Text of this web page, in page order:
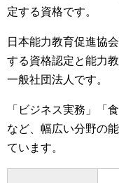
定する資格です。
日本能力教育促進協
する資格認定と能力
一般社団法人です。
「ビジネス実務」「
など、幅広い分野の
ています。